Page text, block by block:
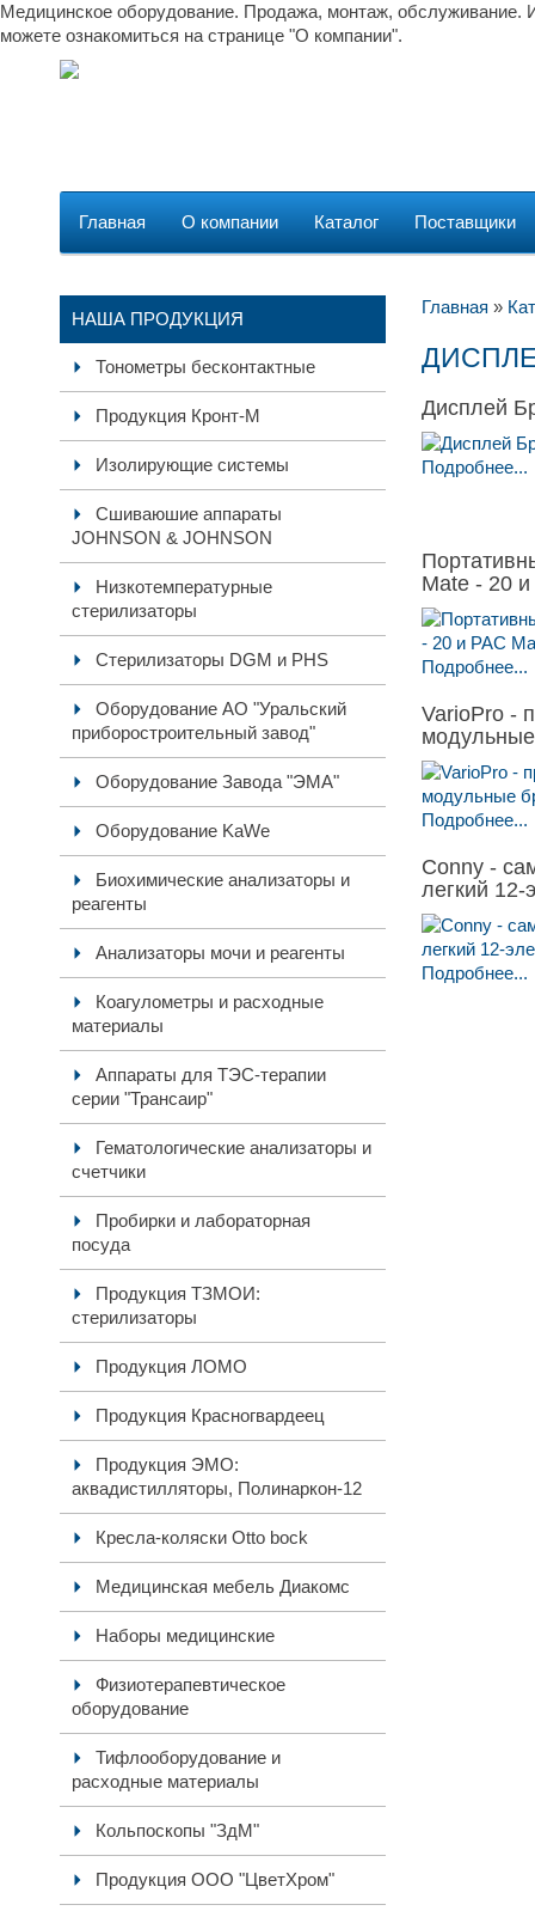
Медицинское оборудование. Продажа, монтаж, обслуживание.
можете ознакомиться на странице "О компании".
Главная О компании Каталог Поставщики
НАША ПРОДУКЦИЯ
Тонометры бесконтактные
Продукция Кронт-М
Изолирующие системы
Сшиваюшие аппараты
JOHNSON & JOHNSON
Низкотемпературные
стерилизаторы
Стерилизаторы DGM и PHS
Оборудование АО "Уральский
приборостроительный завод"
Оборудование Завода "ЭМА"
Оборудование KaWe
Биохимические анализаторы и
реагенты
Анализаторы мочи и реагенты
Коагулометры и расходные
материалы
Аппараты для ТЭС-терапии
серии "Трансаир"
Гематологические анализаторы и
счетчики
Пробирки и лабораторная
посуда
Продукция ТЗМОИ:
стерилизаторы
Продукция ЛОМО
Продукция Красногвардеец
Продукция ЭМО:
аквадистилляторы, Полинаркон-12
Кресла-коляски Otto bock
Медицинская мебель Диакомс
Наборы медицинские
Физиотерапевтическое
оборудование
Тифлооборудование и
расходные материалы
Кольпоскопы "ЗдМ"
Продукция ООО "ЦветХром"
Главная »
Дисплей
Подробнее...
Mate - 20
Подробнее...
VarioPro -
Подробнее...
Conny -
легкий
Подробнее...